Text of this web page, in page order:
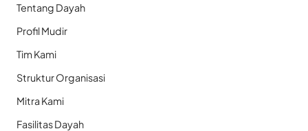
Tentang Dayah
Profil Mudir
Tim Kami
Struktur Organisasi
Mitra Kami
Fasilitas Dayah